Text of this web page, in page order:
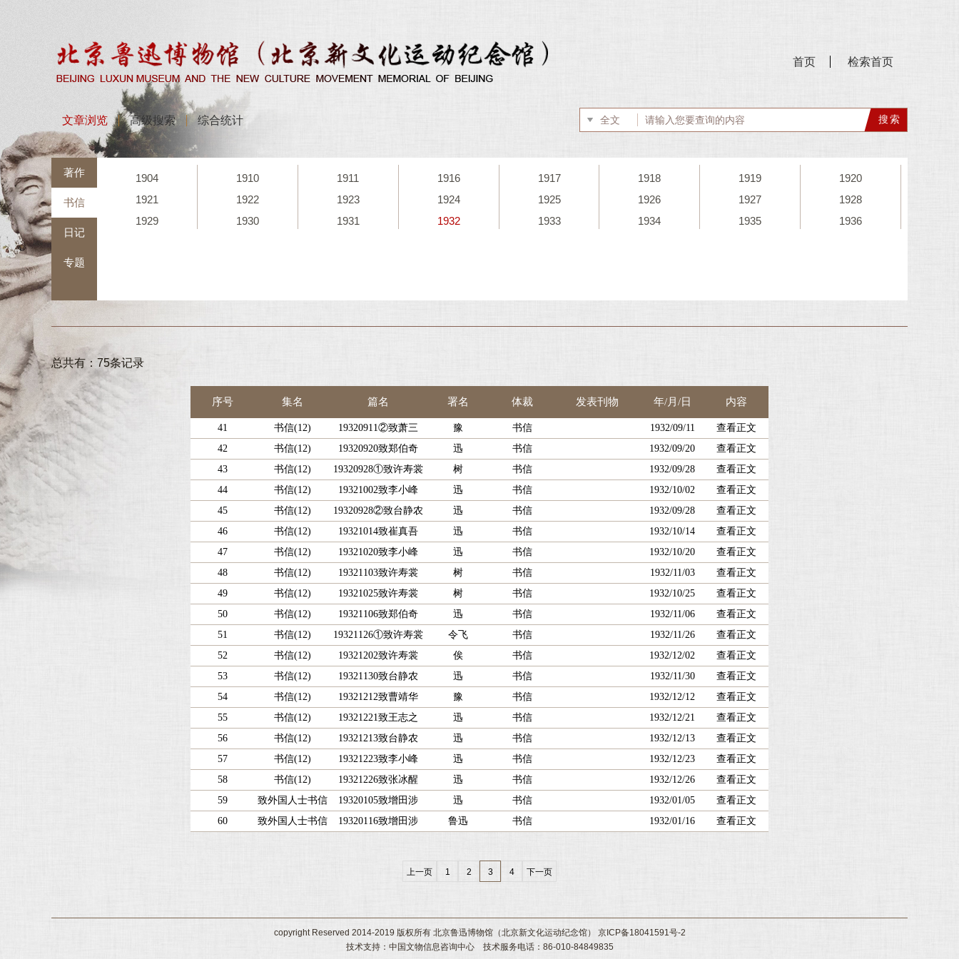
首页 检索首页
文章浏览 高级搜索 综合统计
著作
书信
日记
专题
1904 1910 1911 1916 1917 1918 1919
1920
1921
1922 1923 1924 1925 1926 1927
1928
1929
1930 1931 1932 1933 1934 1935 1936
总共有：75条记录
序号 集名 篇名 署名 体裁 发表刊物 年/月/日 内容
41 书信(12) 19320911②致萧三 豫 书信 1932/09/11
查看正文
42
书信(12) 19320920致郑伯奇 迅 书信 1932/09/20
查看正文
43
书信(12) 19320928①致许寿裳 树 书信 1932/09/28
查看正文
44
书信(12) 19321002致李小峰 迅 书信 1932/10/02
查看正文
45
书信(12) 19320928②致台静农 迅 书信 1932/09/28
查看正文
46
书信(12) 19321014致崔真吾 迅 书信 1932/10/14
查看正文
47
书信(12) 19321020致李小峰 迅 书信 1932/10/20
查看正文
48
书信(12) 19321103致许寿裳 树 书信 1932/11/03
查看正文
49
书信(12) 19321025致许寿裳 树 书信 1932/10/25
查看正文
50
书信(12) 19321106致郑伯奇 迅 书信 1932/11/06
查看正文
51
书信(12) 19321126①致许寿裳 令飞 书信 1932/11/26
查看正文
52
书信(12) 19321202致许寿裳 俟 书信 1932/12/02
查看正文
53
书信(12) 19321130致台静农 迅 书信 1932/11/30
查看正文
54
书信(12) 19321212致曹靖华 豫 书信 1932/12/12
查看正文
55
书信(12) 19321221致王志之 迅 书信 1932/12/21
查看正文
56
书信(12) 19321213致台静农 迅 书信 1932/12/13
查看正文
57
书信(12) 19321223致李小峰 迅 书信 1932/12/23
查看正文
58
书信(12) 19321226致张冰醒 迅 书信 1932/12/26
查看正文
59
致外国人士书信 19320105致增田涉 迅 书信 1932/01/05
查看正文
60
致外国人士书信 19320116致增田涉 鲁迅 书信 1932/01/16 查看正文
上一页 1 2 3 4 下一页
copyright Reserved 2014-2019 版权所有 北京鲁迅博物馆（北京新文化运动纪念馆） 京ICP备18041591号-2
技术支持：中国文物信息咨询中心 技术服务电话：86-010-84849835